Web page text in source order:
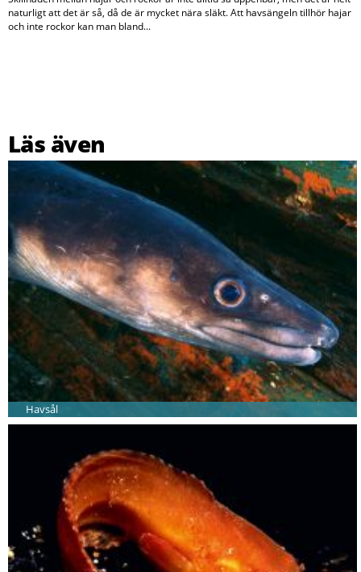
naturligt att det är så, då de är mycket nära släkt. Att havsängeln tillhör hajar
och inte rockor kan man bland...
Läs även
Havsål